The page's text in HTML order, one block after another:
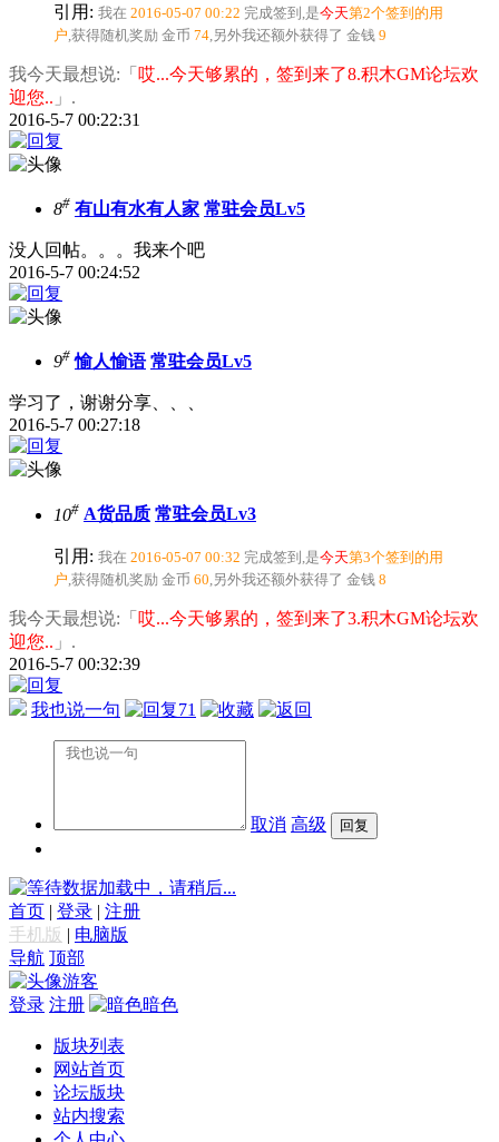
引用: 我在 2016-05-07 00:22 完成签到,是今天第2个签到的用
户 ,获得随机奖励 金币 74 ,另外我还额外获得了 金钱 9
我今天最想说:「 哎...今天够累的，签到来了8.积木GM论坛欢
迎您.. 」.
2016-5-7 00:22:31
8# 有山有水有人家 常驻会员Lv5
没人回帖。。。我来个吧
2016-5-7 00:24:52
9# 愉人愉语 常驻会员Lv5
学习了，谢谢分享、、、
2016-5-7 00:27:18
10# A货品质 常驻会员Lv3
引用: 我在 2016-05-07 00:32 完成签到,是今天第3个签到的用
户 ,获得随机奖励 金币 60 ,另外我还额外获得了 金钱 8
我今天最想说:「 哎...今天够累的，签到来了3.积木GM论坛欢
迎您.. 」.
2016-5-7 00:32:39
我也说一句 71
取消 高级
数据加载中，请稍后...
首页 | 登录 | 注册
手机版 | 电脑版
导航 顶部
游客
登录 注册 暗色
版块列表
网站首页
论坛版块
站内搜索